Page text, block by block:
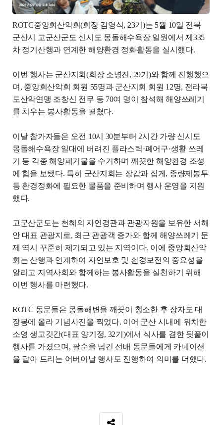
ROTC중앙회산악회(회장 김영식, 23기)는 5월 10일 전북
군산시 고군산군도 신시도 몽돌해수욕장 일원에서 제 335
차 정기산행과 연계한 해양환경 정화활동을 실시했다.
이번 행사는 군산지회(회장 소병진, 29기 )와 함께 진행했으
며 , 중앙회산악회 회원 55명과 군산지회 회원 12명, 전라북
도산악연맹 조창신 전무 등 70여 명이 참석해 해양쓰레기
를 치우는 봉사활동을 펼쳤다.
이날 참가자들은 오전 10시 30분부터 2시간 가량 신시도
몽돌해수욕장 일대에 버려진 플라스틱·폐어구·생활 쓰레
기 등 각종 해양폐기물을 수거하며 깨끗한 해양환경 조성
에 힘을 보탰다. 특히 군산지회는 장갑과 집게 , 종량제봉투
등 환경정화에 필요한 물품을 준비하며 행사 운영을 지원
했다.
고군산군도는 천혜의 자연경관과 관광자원을 보유한 서해
안 대표 관광지로, 최근 관광객 증가와 함께 해양쓰레기 문
제 역시 꾸준히 제기되고 있는 지역이다. 이에 중앙회산악
회는 산행과 연계하여 자연보호 및 환경보전의 중요성을
알리고 지역사회와 함께하는 봉사활동을 실천하기 위해
이번 행사를 마련했다.
ROTC 동문들은 몽돌해변을 깨끗이 청소한 후 장자도 대
장봉에 올라 기념사진을 찍었다. 이어 군산 시내에 위치한
소영 생고깃간(대표 양기정, 32기 )에서 식사를 겸한 뒷풀이
행사를 가졌으며 , 팔순을 넘긴 선배 동문들에게 카네이션
을 달아 드리는 어버이날 행사도 진행하여 의미를 더했다.